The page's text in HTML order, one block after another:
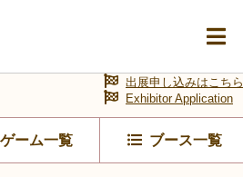
ゲーム一覧 ブース一覧
出展申し込みはこちら
Exhibitor Application